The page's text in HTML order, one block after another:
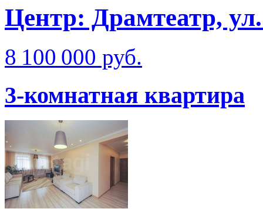
Центр: Драмтеатр,
8 100 000 руб.
3-комнатная квартира